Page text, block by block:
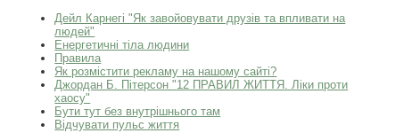
Дейл Карнегі "Як завойовувати друзів та впливати на
людей"
Енергетичні тіла людини
Правила
Як розмістити рекламу на нашому сайті?
Джордан Б. Пітерсон "12 ПРАВИЛ ЖИТТЯ. Ліки проти
хаосу"
Бути тут без внутрішнього там
Відчувати пульс життя